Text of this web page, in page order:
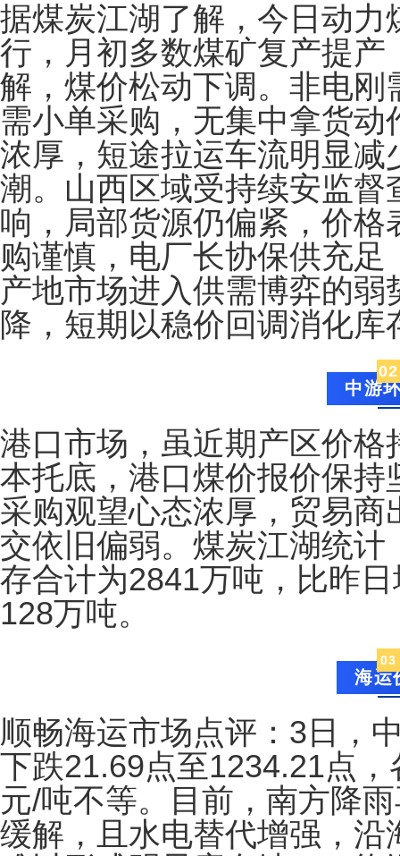
据煤炭江湖了解，今日动
行，月初多数煤矿复产提
解，煤价松动下调。非电
需小单采购，无集中拿货
浓厚，短途拉运车流明显
潮。山西区域受持续安监
响，局部货源仍偏紧，价
购谨慎，电厂长协保供充
产地市场进入供需博弈的
降，短期以稳价回调消化库
02
中游
港口市场，虽近期产区价
本托底，港口煤价报价保
采购观望心态浓厚，贸易
交依旧偏弱。煤炭江湖统
存合计为2841万吨，比昨
128万吨。
03
海运
顺畅海运市场点评：3日，
下跌21.69点至1234.21点
元/吨不等。目前，南方降
缓解，且水电替代增强，